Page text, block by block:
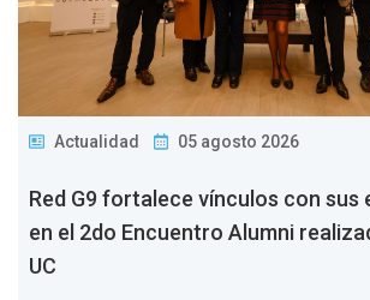
Actualidad 05 agosto 2026
Red G9 fortalece vínculos con sus
en el 2do Encuentro Alumni
UC